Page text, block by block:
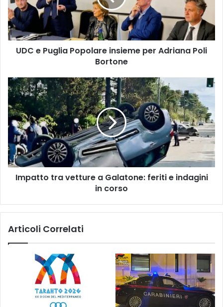
per
Adriana
Poli
Bortone
UDC e Puglia Popolare insieme per Adriana Poli
Bortone
Impatto
tra
vetture
a
Galatone:
feriti
e
indagini
in
corso
Impatto tra vetture a Galatone: feriti e indagini
in corso
Articoli Correlati